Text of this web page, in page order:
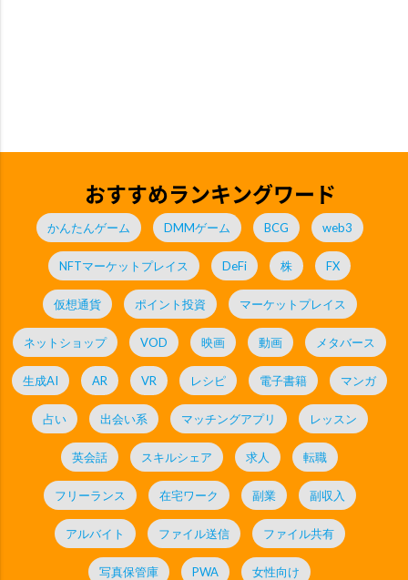
おすすめランキングワード
かんたんゲーム DMMゲーム BCG web3
NFTマーケットプレイス DeFi 株 FX
仮想通貨 ポイント投資 マーケットプレイス
ネットショップ VOD 映画 動画 メタバース
生成AI AR VR レシピ 電子書籍 マンガ
占い 出会い系 マッチングアプリ レッスン
英会話 スキルシェア 求人 転職
フリーランス 在宅ワーク 副業 副収入
アルバイト ファイル送信 ファイル共有
写真保管庫 PWA 女性向け